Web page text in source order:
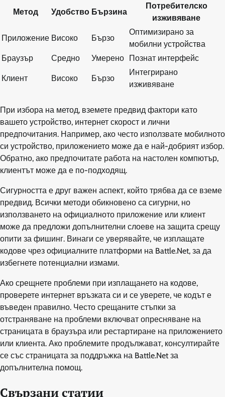
Метод Удобство Бързина
Потребителско
изживяване
Приложение Високо Бързо
Оптимизирано за
мобилни устройства
Браузър
Средно Умерено Познат интерфейс
Клиент Високо Бързо
Интегрирано
изживяване
При избора на метод, вземете предвид фактори като
вашето устройство, интернет скорост и лични
предпочитания. Например, ако често използвате мобилното
си устройство, приложението може да е най-добрият избор.
Обратно, ако предпочитате работа на настолен компютър,
клиентът може да е по-подходящ.
Сигурността е друг важен аспект, който трябва да се вземе
предвид. Всички методи обикновено са сигурни, но
използването на официалното приложение или клиент
може да предложи допълнителни слоеве на защита срещу
опити за фишинг. Винаги се уверявайте, че изплащате
кодове чрез официалните платформи на Battle.Net, за да
избегнете потенциални измами.
Ако срещнете проблеми при изплащането на кодове,
проверете интернет връзката си и се уверете, че кодът е
въведен правилно. Често срещаните стъпки за
отстраняване на проблеми включват опресняване на
страницата в браузъра или рестартиране на приложението
или клиента. Ако проблемите продължават, консултирайте
се със страницата за поддръжка на Battle.Net за
допълнителна помощ.
Свързани статии